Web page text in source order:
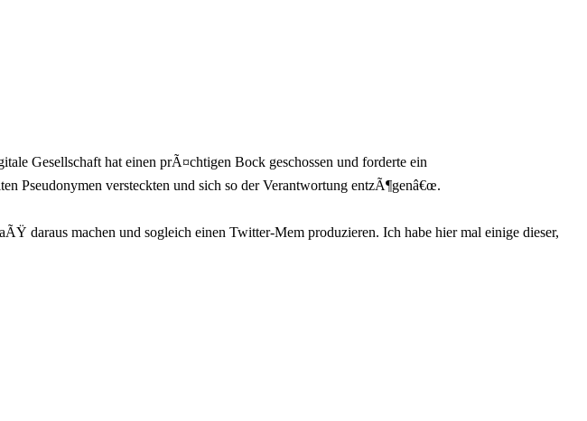
Gesellschaft hat einen prÃ¤chtigen Bock geschossen und forderte ein
Pseudonymen versteckten und sich so der Verantwortung entzÃ¶genâ€œ.
daraus machen und sogleich einen Twitter-Mem produzieren. Ich habe hier mal einige dieser,